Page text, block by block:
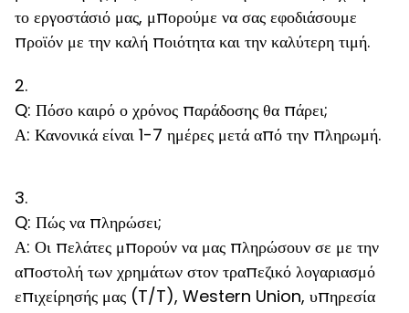
το εργοστάσιό μας, μπορούμε να σας εφοδιάσουμε
προϊόν με την καλή ποιότητα και την καλύτερη τιμή.
2.
Q: Πόσο καιρό ο χρόνος παράδοσης θα πάρει;
Α: Κανονικά είναι 1-7 ημέρες μετά από την πληρωμή.
3.
Q: Πώς να πληρώσει;
Α: Οι πελάτες μπορούν να μας πληρώσουν σε με την
αποστολή των χρημάτων στον τραπεζικό λογαριασμό
επιχείρησής μας (T/T), Western Union, υπηρεσία